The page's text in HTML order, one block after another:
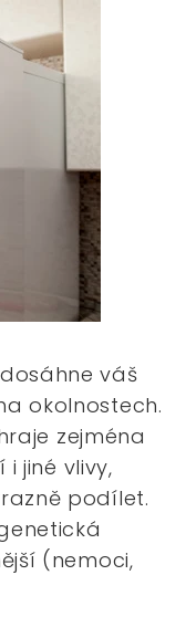
váš
okolnostech.
zejména
jiné vlivy,
podílet.
(nemoci,